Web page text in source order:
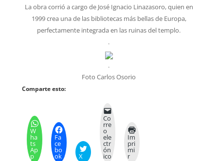
La obra corrió a cargo de José Ignacio Linazasoro, quien en
1999 crea una de las bibliotecas más bellas de Europa,
perfectamente integrada en las ruinas del templo.
.
.
Foto Carlos Osorio
Comparte esto:
W
ha
ts
Ap
p
Fa
ce
bo
ok X
Co
rre
o
ele
ctr
ón
ico
Im
pri
mi
r